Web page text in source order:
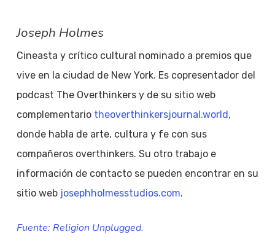
Joseph Holmes
Cineasta y crítico cultural nominado a premios que
vive en la ciudad de New York. Es copresentador del
podcast The Overthinkers y de su sitio web
complementario theoverthinkersjournal.world,
donde habla de arte, cultura y fe con sus
compañeros overthinkers. Su otro trabajo e
información de contacto se pueden encontrar en su
sitio web josephholmesstudios.com.
Fuente: Religion Unplugged.